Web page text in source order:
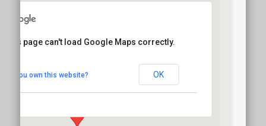
Bahnhofsplatz 12 - Oldenburg
This page can't load Google Maps correctly.
Do you own this website? OK